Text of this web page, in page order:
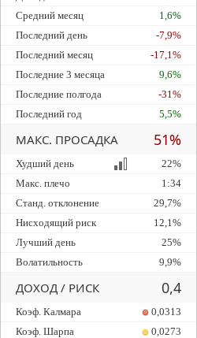
Средний месяц
1,6%
Последний день
-7,9%
Последний месяц
-17,1%
Последние 3 месяца
9,6%
Последние полгода
-31%
Последний год
5,5%
МАКС. ПРОСАДКА 51%
Худший день
22%
Макс. плечо
1:34
Станд. отклонение
29,7%
Нисходящий риск
12,1%
Лучший день
25%
Волатильность
9,9%
ДОХОД / РИСК 0,4
Коэф. Калмара
0,0313
Коэф. Шарпа
0,0273